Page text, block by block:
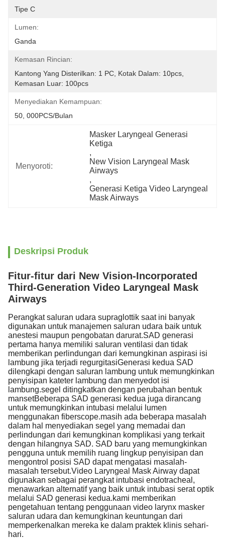
Tipe C
Lumen:
Ganda
Kemasan Rincian:
Kantong Yang Disterilkan: 1 PC, Kotak Dalam: 10pcs,
Kemasan Luar: 100pcs
Menyediakan Kemampuan:
50, 000PCS/Bulan
Menyoroti:
Masker Laryngeal Generasi
Ketiga
,
New Vision Laryngeal Mask
Airways
,
Generasi Ketiga Video Laryngeal
Mask Airways
Deskripsi Produk
Fitur-fitur dari New Vision-Incorporated
Third-Generation Video Laryngeal Mask
Airways
Perangkat saluran udara supraglottik saat ini banyak
digunakan untuk manajemen saluran udara baik untuk
anestesi maupun pengobatan darurat.SAD generasi
pertama hanya memiliki saluran ventilasi dan tidak
memberikan perlindungan dari kemungkinan aspirasi isi
lambung jika terjadi regurgitasiGenerasi kedua SAD
dilengkapi dengan saluran lambung untuk memungkinkan
penyisipan kateter lambung dan menyedot isi
lambung.segel ditingkatkan dengan perubahan bentuk
mansetBeberapa SAD generasi kedua juga dirancang
untuk memungkinkan intubasi melalui lumen
menggunakan fiberscope.masih ada beberapa masalah
dalam hal menyediakan segel yang memadai dan
perlindungan dari kemungkinan komplikasi yang terkait
dengan hilangnya SAD. SAD baru yang memungkinkan
pengguna untuk memilih ruang lingkup penyisipan dan
mengontrol posisi SAD dapat mengatasi masalah-
masalah tersebut.Video Laryngeal Mask Airway dapat
digunakan sebagai perangkat intubasi endotracheal,
menawarkan alternatif yang baik untuk intubasi serat optik
melalui SAD generasi kedua.kami memberikan
pengetahuan tentang penggunaan video larynx masker
saluran udara dan kemungkinan keuntungan dari
memperkenalkan mereka ke dalam praktek klinis sehari-
hari.